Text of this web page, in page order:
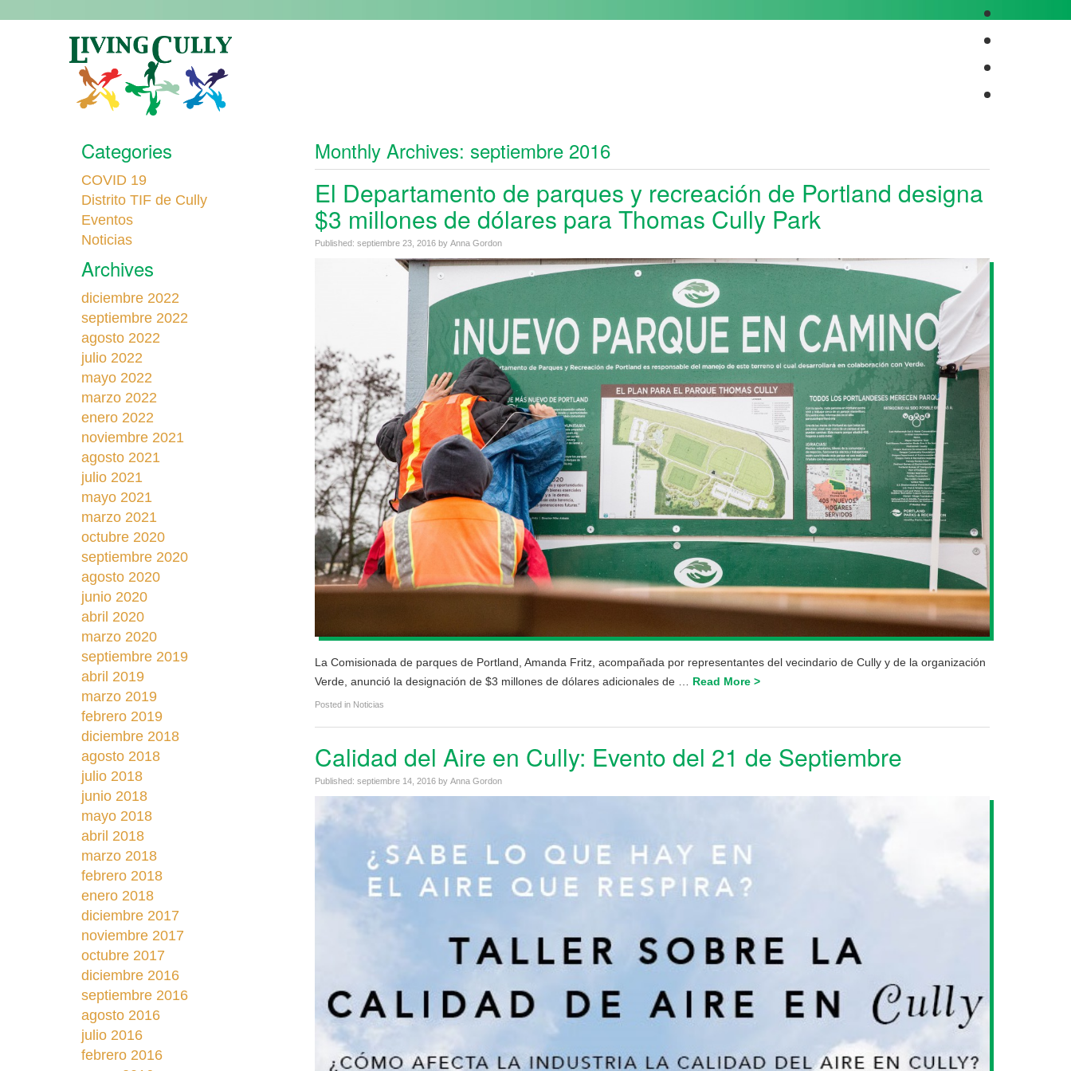
Categories
COVID 19
Distrito TIF de Cully
Eventos
Noticias
Archives
diciembre 2022
septiembre 2022
agosto 2022
julio 2022
mayo 2022
marzo 2022
enero 2022
noviembre 2021
agosto 2021
julio 2021
mayo 2021
marzo 2021
octubre 2020
septiembre 2020
agosto 2020
junio 2020
abril 2020
marzo 2020
septiembre 2019
abril 2019
marzo 2019
febrero 2019
diciembre 2018
agosto 2018
julio 2018
junio 2018
mayo 2018
abril 2018
marzo 2018
febrero 2018
enero 2018
diciembre 2017
noviembre 2017
octubre 2017
diciembre 2016
septiembre 2016
agosto 2016
julio 2016
febrero 2016
Monthly Archives: septiembre 2016
El Departamento de parques y recreación de Portland designa
$3 millones de dólares para Thomas Cully Park
Published: septiembre 23, 2016 by Anna Gordon
La Comisionada de parques de Portland, Amanda Fritz, acompañada por representantes del vecindario de Cully y de la organización
Verde, anunció la designación de $3 millones de dólares adicionales de … Read More >
Posted in Noticias
Calidad del Aire en Cully: Evento del 21 de Septiembre
Published: septiembre 14, 2016 by Anna Gordon